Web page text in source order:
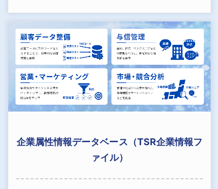
企業属性情報データベース（TSR企業情報フ
ァイル）